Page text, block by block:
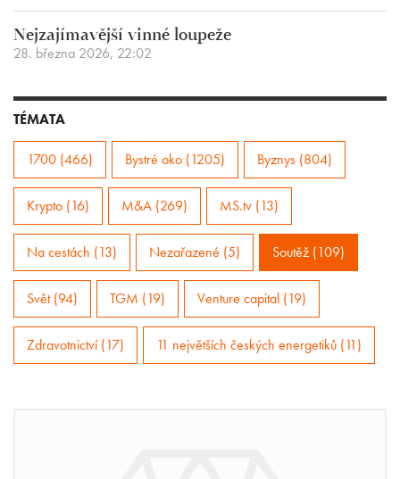
Nejzajímavější vinné loupeže
28. března 2026, 22:02
TÉMATA
1700 (466) Bystré oko (1205) Byznys (804)
Krypto (16) M&A (269) MS.tv (13)
Na cestách (13) Nezařazené (5) Soutěž (109)
Svět (94) TGM (19) Venture capital (19)
Zdravotnictví (17) 11 největších českých energetiků (11)